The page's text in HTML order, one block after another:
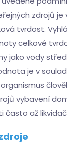
zdrojů je
tvrdost.
celkové
jako vody
je v
vybavení
často až